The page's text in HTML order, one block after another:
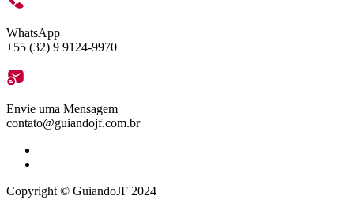
WhatsApp
+55 (32) 9 9124-9970
Envie uma Mensagem
contato@guiandojf.com.br
Copyright © GuiandoJF 2024